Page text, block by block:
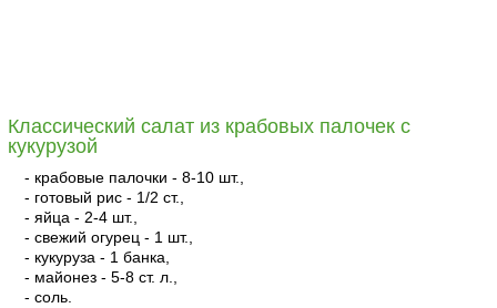
Классический салат из крабовых палочек с
кукурузой
- крабовые палочки - 8-10 шт.,
- готовый рис - 1/2 ст.,
- яйца - 2-4 шт.,
- свежий огурец - 1 шт.,
- кукуруза - 1 банка,
- майонез - 5-8 ст. л.,
- соль.